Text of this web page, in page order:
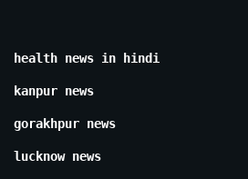
health news in hindi
kanpur news
gorakhpur news
lucknow news